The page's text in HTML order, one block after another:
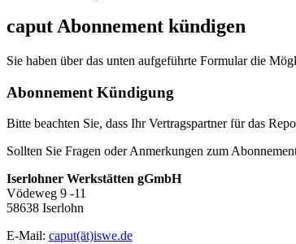
caput Abonnement kündigen
Sie haben über das unten aufgeführte Formular die
Abonnement Kündigung
Bitte beachten Sie, dass Ihr Vertragspartner für das
Sollten Sie Fragen oder Anmerkungen zum
Iserlohner Werkstätten gGmbH
Vödeweg 9 -11
58638 Iserlohn
E-Mail: caput(ät)iswe.de